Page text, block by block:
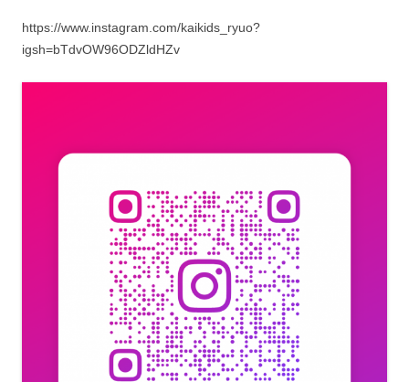
https://www.instagram.com/kaikids_ryuo?
igsh=bTdvOW96ODZldHZv